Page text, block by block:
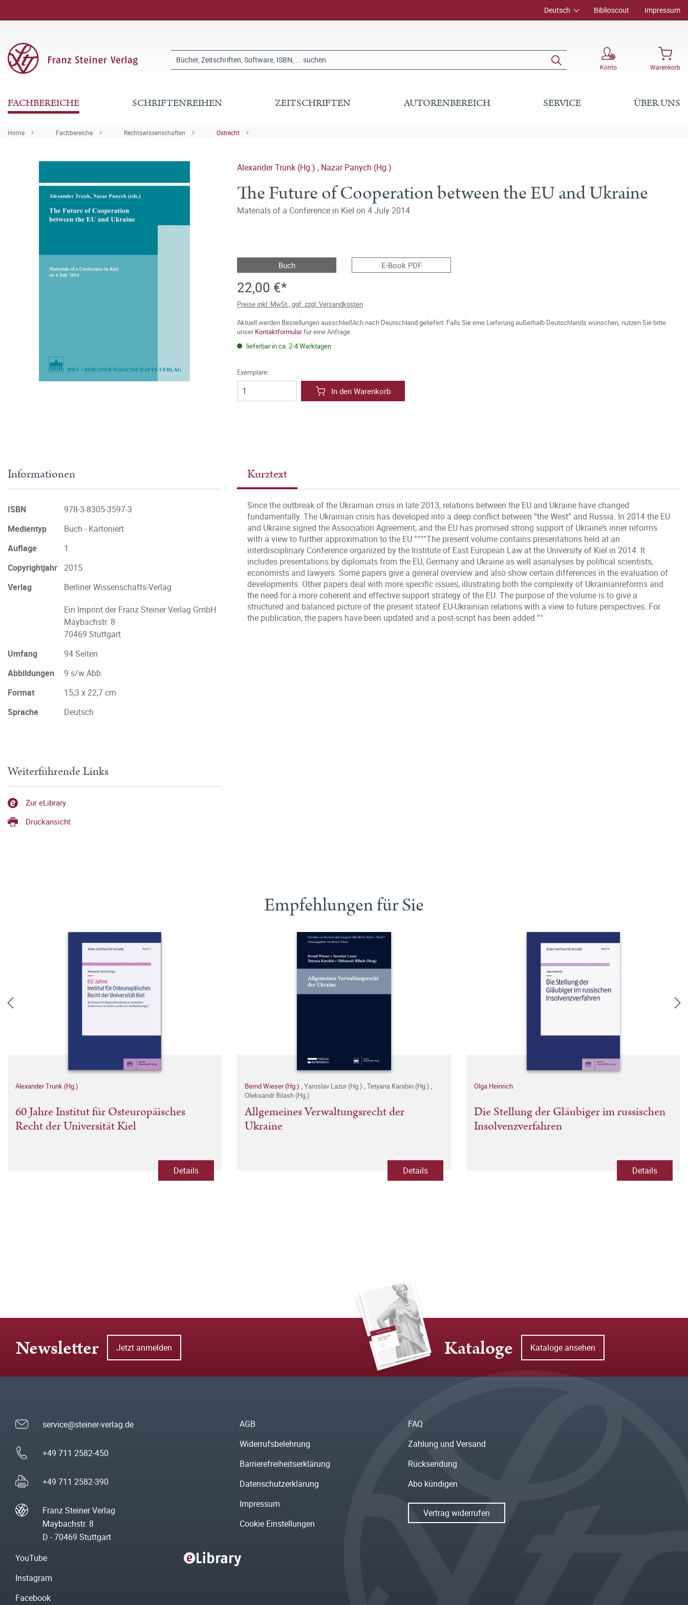
Deutsch Biblioscout Impressum
Konto Warenkorb
FACHBEREICHE SCHRIFTENREIHEN ZEITSCHRIFTEN AUTORENBEREICH SERVICE ÜBER UNS
Home Fachbereiche Rechtswissenschaften Ostrecht
Alexander Trunk (Hg.) , Nazar Panych (Hg.)
The Future of Cooperation between the EU and Ukraine
Materials of a Conference in Kiel on 4 July 2014
Buch E-Book PDF
22,00 €*
Preise inkl. MwSt., ggf. zzgl. Versandkosten
Aktuell werden Bestellungen ausschließlich nach Deutschland geliefert. Falls Sie eine Lieferung außerhalb Deutschlands wünschen, nutzen Sie bitte
unserKontaktformularfür eine Anfrage.
lieferbar in ca. 2-4 Werktagen
Exemplare:
In den Warenkorb
Kurztext
Since the outbreak of the Ukrainian crisis in late 2013, relations between the EU and Ukraine have changed
fundamentally. The Ukrainian crisis has developed into a deep conflict between “the West” and Russia. In 2014 the EU
and Ukraine signed the Association Agreement, and the EU has promised strong support of Ukraine’s inner reforms
with a view to further approximation to the EU.°°°°The present volume contains presentations held at an
interdisciplinary Conference organized by the Institute of East European Law at the University of Kiel in 2014. It
includes presentations by diplomats from the EU, Germany and Ukraine as well asanalyses by political scientists,
economists and lawyers. Some papers give a general overview and also show certain differences in the evaluation of
developments. Other papers deal with more specific issues, illustrating both the complexity of Ukrainianreforms and
the need for a more coherent and effective support strategy of the EU. The purpose of the volume is to give a
structured and balanced picture of the present stateof EU-Ukrainian relations with a view to future perspectives. For
the publication, the papers have been updated and a post-script has been added.°°
Informationen
ISBN
978-3-8305-3597-3
Medientyp
Buch - Kartoniert
Auflage
1.
Copyrightjahr 2015
Verlag
Berliner Wissenschafts-Verlag
Ein Imprint der Franz Steiner Verlag GmbH
Maybachstr. 8
70469 Stuttgart
Umfang
94 Seiten
Abbildungen
9 s/w Abb.
Format
15,3 x 22,7 cm
Sprache
Deutsch
Weiterführende Links
Zur eLibrary
Druckansicht
Empfehlungen für Sie
Alexander Trunk (Hg.)
60 Jahre Institut für Osteuropäisches
Recht der Universität Kiel
Details
Bernd Wieser (Hg.) Yaroslav Lazur (Hg.) Tetyana Karabin (Hg.)
Oleksandr Bilash (Hg.)
Allgemeines Verwaltungsrecht der
Ukraine
Details
Olga Heinrich
Die Stellung der Gläubiger im russischen
Insolvenzverfahren
Details
Newsletter Jetzt anmelden Kataloge Kataloge ansehen
service@steiner-verlag.de
+49 711 2582-450
+49 711 2582-390
Franz Steiner Verlag
Maybachstr. 8
D - 70469 Stuttgart
AGB
Widerrufsbelehrung
Barrierefreiheitserklärung
Datenschutzerklärung
Impressum
Cookie Einstellungen
FAQ
Zahlung und Versand
Rücksendung
Abo kündigen
Vertrag widerrufen
YouTube
Instagram
Facebook